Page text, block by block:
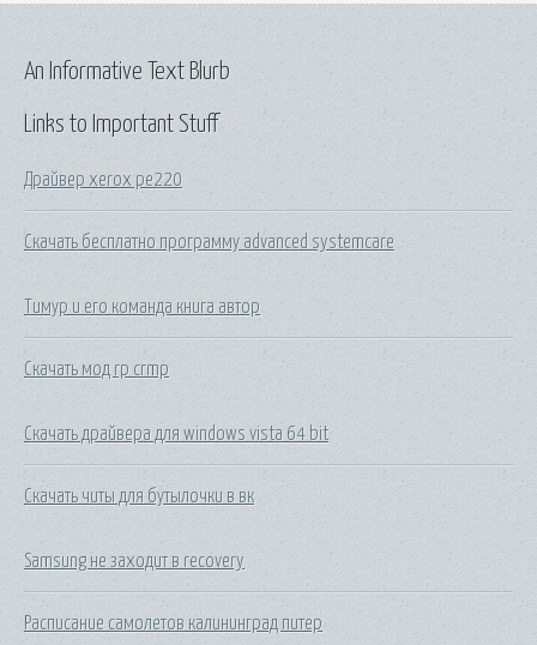
Links to Important Stuff
Драйвер xerox pe220
Скачать бесплатно программу advanced systemcare
Тимур и его команда книга автор
Скачать мод rp crmp
Скачать драйвера для windows vista 64 bit
Скачать читы для бутылочки в вк
Samsung не заходит в recovery
Расписание самолетов калининград питер
An Informative Text Blurb